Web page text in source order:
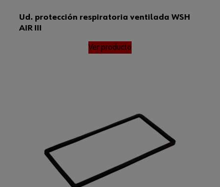
Ud. protección respiratoria ventilada WSH
AIR III
Ver producto